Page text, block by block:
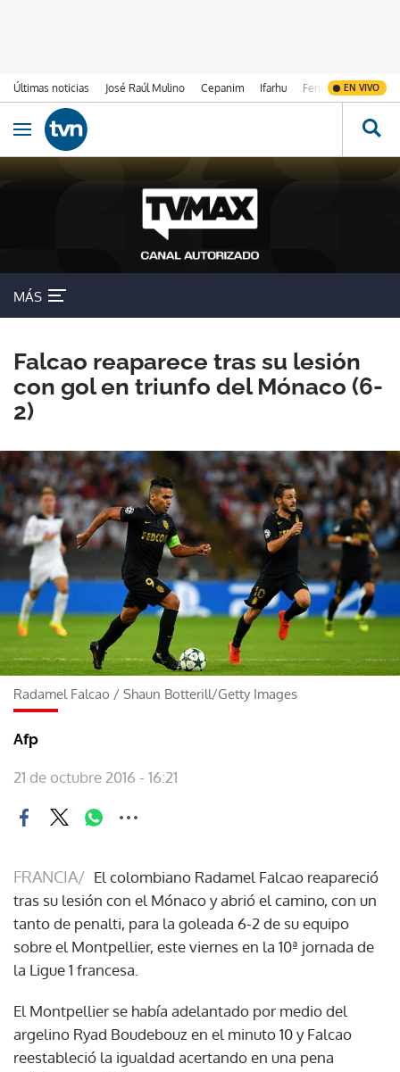
Últimas noticias José Raúl Mulino Cepanim Ifarhu Fenómeno de El
EN VIVO
Ir al contenido
Obrir navegació
MÁS
Falcao reaparece tras su lesión
con gol en triunfo del Mónaco (6-
2)
Radamel Falcao / Shaun Botterill/Getty Images
Afp
21 de octubre 2016 - 16:21
FRANCIA/ El colombiano Radamel Falcao reapareció
tras su lesión con el Mónaco y abrió el camino, con un
tanto de penalti, para la goleada 6-2 de su equipo
sobre el Montpellier, este viernes en la 10ª jornada de
la Ligue 1 francesa.
El Montpellier se había adelantado por medio del
argelino Ryad Boudebouz en el minuto 10 y Falcao
reestableció la igualdad acertando en una pena